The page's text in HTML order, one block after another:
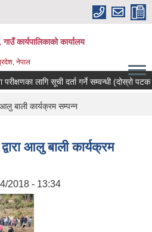
कार्यपालिकाको कार्यालय
नेपाल
लागि सूची दर्ता गर्ने सम्वन्धी (दोस्रो पटक
बाली कार्यक्रम सम्पन्न
आलु बाली कार्यक्रम
2018 - 13:34